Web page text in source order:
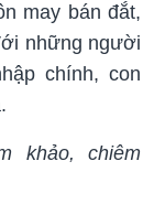
may bán đắt,
những người
chính, con
khảo, chiêm